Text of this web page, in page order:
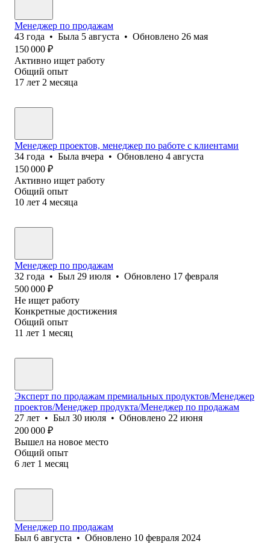
Менеджер по продажам
43 года • Была 5 августа • Обновлено 26 мая
150 000 ₽
Активно ищет работу
Общий опыт
17 лет 2 месяца
Менеджер проектов, менеджер по работе с клиентами
34 года • Была вчера • Обновлено 4 августа
150 000 ₽
Активно ищет работу
Общий опыт
10 лет 4 месяца
Менеджер по продажам
32 года • Был 29 июля • Обновлено 17 февраля
500 000 ₽
Не ищет работу
Конкретные достижения
Общий опыт
11 лет 1 месяц
Эксперт по продажам премиальных продуктов/Менеджер
проектов/Менеджер продукта/Менеджер по продажам
27 лет • Был 30 июля • Обновлено 22 июня
200 000 ₽
Вышел на новое место
Общий опыт
6 лет 1 месяц
Менеджер по продажам
Был 6 августа • Обновлено 10 февраля 2024